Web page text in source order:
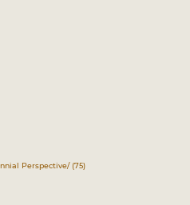
Perspective/ (75)